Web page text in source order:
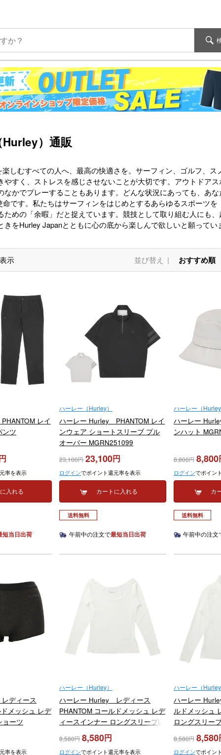
）通販
楽しむすべての人へ、最高の快適さを。サーフィン、ゴルフ、
やすく、ストレスを感じさせないことが大切です。アウトドア
なかでプレーすることもあります。どんな状況にあっても、あ
命です。私たちはサーフィンをはじめとするあらゆるスポーツ
ための「余暇」だと捉えています。競技として取り組む人にも
きをHurley Japanとともに心の底から楽しんで欲しいと願って
並び替え おすすめ順
示
レイ
ンツ
率を表示
入れる
短当日出荷
ハーレー（Hurley）
ハーレー Hurley PHANTOM レイ
ンウェア ショートスリーブ プル
オーバー MGRN251099
23,100 23,100
ログインでポイント還元率を表示
カートに入れる
送料無料
午前中の注文で最短当日出荷
ハーレー（
ハーレー
ンハット
8,800 8,800
ログインでポイン
カ
送料無料
午前中の注文
ディース
メッシュ レデ
ョーツ
率を表示
ハーレー（Hurley）
ハーレー Hurley レディース
PHANTOM コールドメッシュ レデ
ィースインナー ロングスリーブU
ネックシャツ WGIW26125P
2026年モデル
8,580 8,580
ログインでポイント還元率を表示
ハーレー（
ハーレー
ルドメッシュ
ロングスリー
ツ
8,580 8,580
ログインでポイン